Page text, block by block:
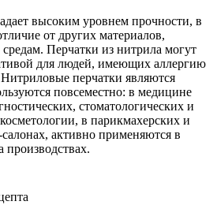
высоким уровнем прочности, в
от других материалов,
Перчатки из нитрила могут
для людей, имеющих аллергию
перчатки являются
повсеместно: в медицине
стоматологических и
в парикмахерских и
активно применяются в
производствах.